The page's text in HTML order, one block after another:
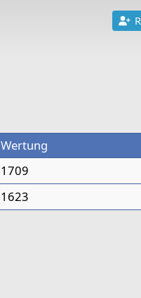
Wertung
1709
1623